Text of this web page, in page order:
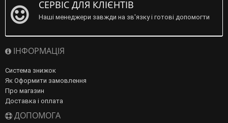
СЕРВІС ДЛЯ КЛІЄНТІВ
Наші менеджери завжди на зв'язку і готові допомогти
ІНФОРМАЦІЯ
Система знижок
Як Оформити замовлення
Про магазин
Доставка і оплата
ДОПОМОГА